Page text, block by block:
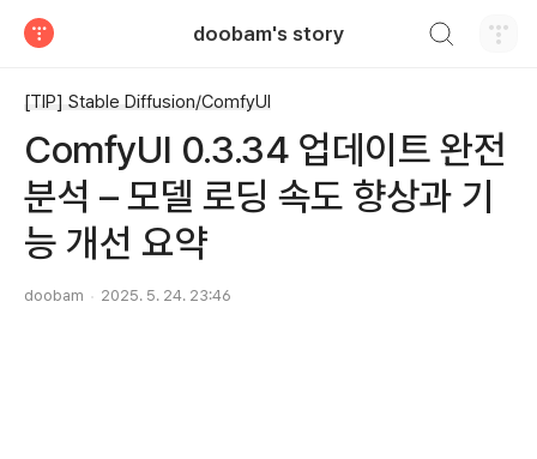
doobam's story
[TIP] Stable Diffusion/ComfyUI
ComfyUI 0.3.34 업데이트 완전
분석 – 모델 로딩 속도 향상과 기
능 개선 요약
doobam 2025. 5. 24. 23:46